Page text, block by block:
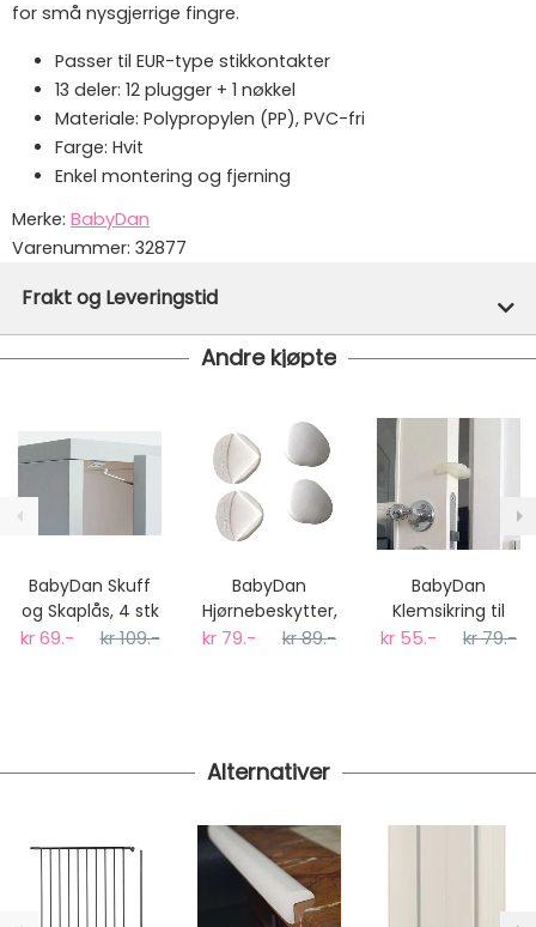
for små nysgjerrige fingre.
Passer til EUR-type stikkontakter
13 deler: 12 plugger + 1 nøkkel
Materiale: Polypropylen (PP), PVC-fri
Farge: Hvit
Enkel montering og fjerning
Merke: BabyDan
Varenummer: 32877
Frakt og Leveringstid
På lager hos oss - klar for utsendelse innen 24 timer
fraktprisen fra kr 79.-
Ekspressfrakt med Bring Express og Widerøe koster
fra kr 129 - og dersom dette er tilgjengelig på ditt
postnummer vil du få det som et alternativ i kassen.
Gjennomsnittlig leveringstid hos Mimmis er en til tre
Vi har fri retur ved bytte.
Andre kjøpte
BabyDan Skuff
og Skaplås, 4 stk
kr 69.- kr 109.-
BabyDan
Hjørnebeskytter,
Hvit
kr 79.- kr 89.-
BabyDan
Klemsikring til
Dør, 2stk
kr 55.- kr 79.-
Alternativer